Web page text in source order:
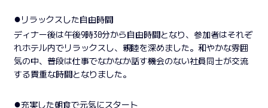
●リラックスした自由時間
ディナー後は午後9時30分から自由時間となり、参加者はそれぞ
れホテル内でリラックスし、親睦を深めました。和やかな雰囲
気の中、普段は仕事でなかなか話す機会のない社員同士が交流
する貴重な時間となりました。
●充実した朝食で元気にスタート